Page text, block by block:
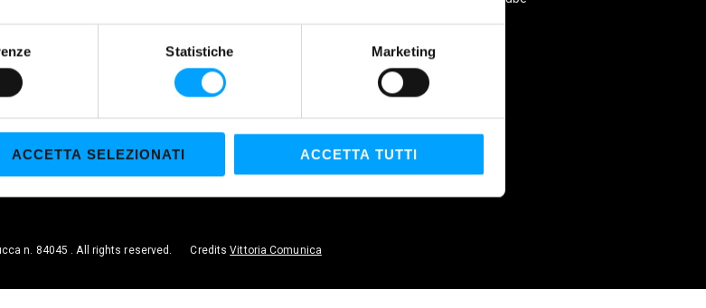
Statistiche Marketing
ACCETTA SELEZIONATI ACCETTA TUTTI
Sector
Transport
n. 84045 . All rights reserved. CreditsVittoria Comunica